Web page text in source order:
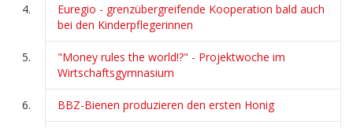
Euregio - grenzübergreifende Kooperation bald auch
bei den Kinderpflegerinnen
"Money rules the world!?" - Projektwoche im
Wirtschaftsgymnasium
BBZ-Bienen produzieren den ersten Honig